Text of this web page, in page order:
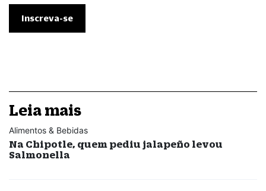
Leia mais
Alimentos & Bebidas
Na Chipotle, quem pediu jalapeño levou
Salmonella